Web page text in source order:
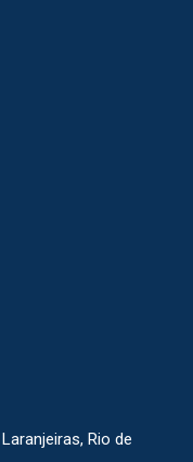
Rio de